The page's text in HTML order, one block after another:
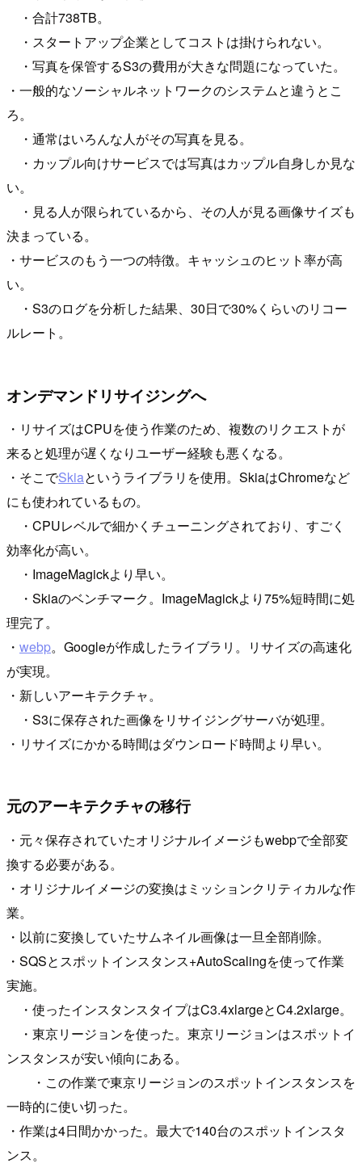
・合計738TB。
・スタートアップ企業としてコストは掛けられない。
・写真を保管するS3の費用が大きな問題になっていた。
・一般的なソーシャルネットワークのシステムと違うとこ
ろ。
・通常はいろんな人がその写真を見る。
・カップル向けサービスでは写真はカップル自身しか見な
い。
・見る人が限られているから、その人が見る画像サイズも
決まっている。
・サービスのもう一つの特徴。キャッシュのヒット率が高
い。
・S3のログを分析した結果、30日で30%くらいのリコー
ルレート。
オンデマンドリサイジングへ
・リサイズはCPUを使う作業のため、複数のリクエストが
来ると処理が遅くなりユーザー経験も悪くなる。
・そこでSkiaというライブラリを使用。SkiaはChromeなど
にも使われているもの。
・CPUレベルで細かくチューニングされており、すごく
効率化が高い。
・ImageMagickより早い。
・Skiaのベンチマーク。ImageMagickより75%短時間に処
理完了。
・ webp。Googleが作成したライブラリ。リサイズの高速化
が実現。
・新しいアーキテクチャ。
・S3に保存された画像をリサイジングサーバが処理。
・リサイズにかかる時間はダウンロード時間より早い。
元のアーキテクチャの移行
・元々保存されていたオリジナルイメージもwebpで全部変
換する必要がある。
・オリジナルイメージの変換はミッションクリティカルな作
業。
・以前に変換していたサムネイル画像は一旦全部削除。
・SQSとスポットインスタンス+AutoScalingを使って作業
実施。
・使ったインスタンスタイプはC3.4xlargeとC4.2xlarge。
・東京リージョンを使った。東京リージョンはスポットイ
ンスタンスが安い傾向にある。
・この作業で東京リージョンのスポットインスタンスを
一時的に使い切った。
・作業は4日間かかった。最大で140台のスポットインスタ
ンス。